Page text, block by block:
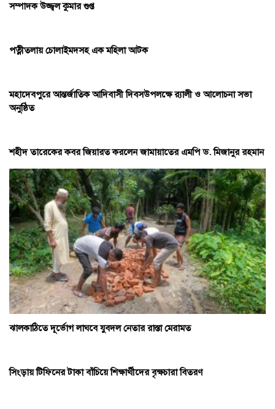
সম্পাদক উজ্জ্বল কুমার গুপ্ত
পত্নীতলায় চোলাইমদসহ এক মহিলা আটক
মহাদেবপুরে আন্তর্জাতিক আদিবাসী দিবসউপলক্ষে র‌্যালী ও আলোচনা সভা
অনুষ্ঠিত
শহীদ তারেকের কবর জিয়ারত করলেন জামায়াতের এমপি ড. মিজানুর রহমান
ঝালকাঠিতে দূর্ভোগ লাঘবে যুবদল নেতার রাস্তা মেরামত
সিংড়ায় টিফিনের টাকা বাঁচিয়ে শিক্ষার্থীদের বৃক্ষচারা বিতরণ